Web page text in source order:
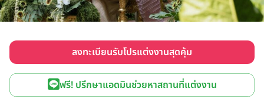
ลงทะเบียนรับโปรแต่งงานสุดคุ้ม
ฟรี! ปรึกษาแอดมินช่วยหาสถานที่แต่งงาน